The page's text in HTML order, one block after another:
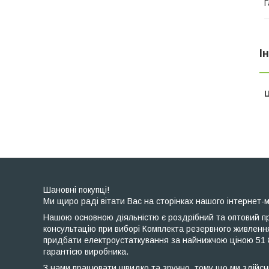
Шановні покупці!
Ми щиро раді вітати Вас на сторінках нашого інтернет-
Нашою основною діяльністю є роздрібний та оптовий
консультацію при виборі Комплекта резервного
придбати електроустаткування за найнижчою ціною
гарантією виробника.